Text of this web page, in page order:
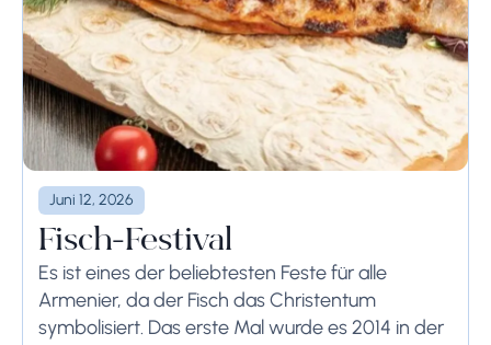
Juni 12, 2026
Fisch-Festival
Es ist eines der beliebtesten Feste für alle
Armenier, da der Fisch das Christentum
symbolisiert. Das erste Mal wurde es 2014 in der